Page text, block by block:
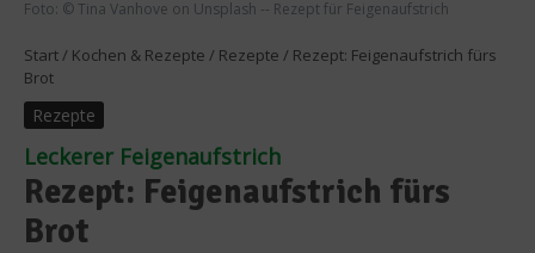
Foto: © Tina Vanhove on Unsplash -- Rezept für Feigenaufstrich
Start / Kochen & Rezepte / Rezepte / Rezept: Feigenaufstrich fürs
Brot
Rezepte
Leckerer Feigenaufstrich
Rezept: Feigenaufstrich fürs
Brot